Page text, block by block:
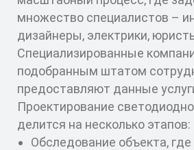
множество специалистов –
дизайнеры, электрики,
Специализированные
подобранным штатом
предоставляют данные
Проектирование
делится на несколько этапов:
Обследование объекта,